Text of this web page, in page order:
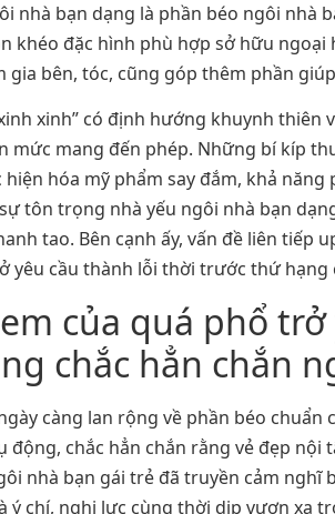
nhà bạn dạng là phần béo ngôi
khéo đặc hình phù hợp sở hữu
gia bên, tóc, cũng góp thêm phần
xinh” có định hướng khuynh
mức mang đến phép. Những bí kíp
hóa mỹ phẩm say đắm, khả
tôn trọng nhà yếu ngôi nhà bạn
tao. Bên cạnh ấy, vấn đề liên
yêu cầu thành lỗi thời trước thứ hạng
của quá phổ trở
chắc hẳn chắn
càng lan rộng về phần béo
động, chắc hẳn chắn rằng vẻ đẹp
nhà bạn gái trẻ đã truyền cảm nghĩ
ý chí, nghị lực cùng thời dịp vươn xa